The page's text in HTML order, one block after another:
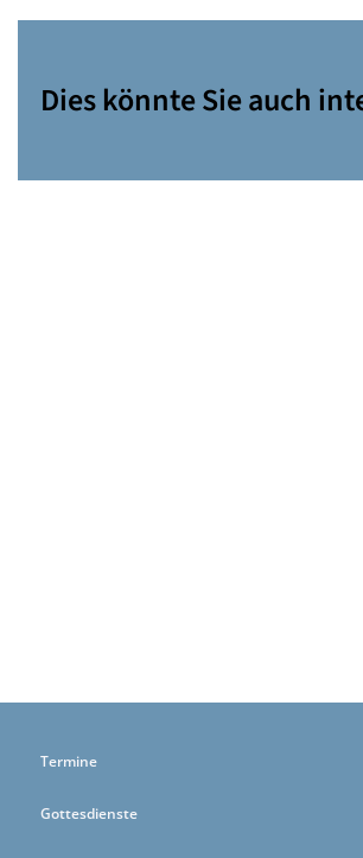
Dies könnte Sie auch
Termine
Gottesdienste